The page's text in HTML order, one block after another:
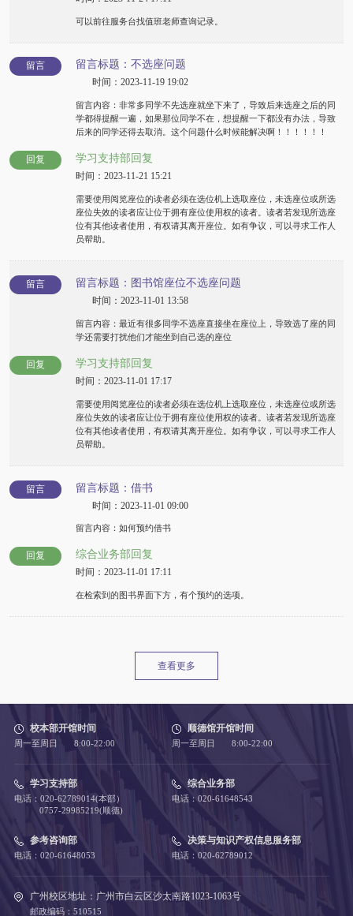
可以前往服务台找值班老师查询记录。
留言 留言标题：不选座问题
时间：2023-11-19 19:02
留言内容：非常多同学不先选座就坐下来了，导致后来选座之后的同
学都得提醒一遍，如果那位同学不在，想提醒一下都没有办法，导致
后来的同学还得去取消。这个问题什么时候能解决啊！！！！！！
回复 学习支持部回复
时间：2023-11-21 15:21
需要使用阅览座位的读者必须在选位机上选取座位，未选座位或所选
座位失效的读者应让位于拥有座位使用权的读者。读者若发现所选座
位有其他读者使用，有权请其离开座位。如有争议，可以寻求工作人
员帮助。
留言 留言标题：图书馆座位不选座问题
时间：2023-11-01 13:58
留言内容：最近有很多同学不选座直接坐在座位上，导致选了座的同
学还需要打扰他们才能坐到自己选的座位
回复 学习支持部回复
时间：2023-11-01 17:17
需要使用阅览座位的读者必须在选位机上选取座位，未选座位或所选
座位失效的读者应让位于拥有座位使用权的读者。读者若发现所选座
位有其他读者使用，有权请其离开座位。如有争议，可以寻求工作人
员帮助。
留言 留言标题：借书
时间：2023-11-01 09:00
留言内容：如何预约借书
回复 综合业务部回复
时间：2023-11-01 17:11
在检索到的图书界面下方，有个预约的选项。
查看更多
校本部开馆时间
周一至周日 8:00-22:00
顺德馆开馆时间
周一至周日 8:00-22:00
学习支持部
电话：020-62789014(本部）
0757-29985219(顺德)
综合业务部
电话：020-61648543
参考咨询部
电话：020-61648053
决策与知识产权信息服务部
电话：020-62789012
广州校区地址：广州市白云区沙太南路1023-1063号
邮政编码：510515